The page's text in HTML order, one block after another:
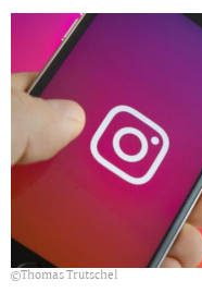
Thomas Trutschel